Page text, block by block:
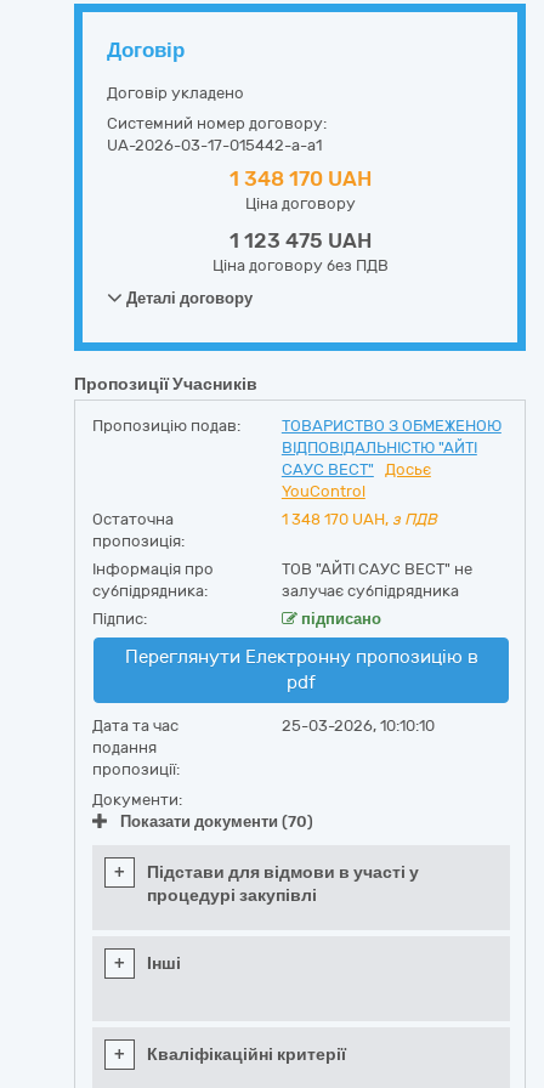
Договір
Договір укладено
Системний номер договору:
UA-2026-03-17-015442-a-a1
1 348 170 UAH
Ціна договору
1 123 475 UAH
Ціна договору без ПДВ
Деталі договору
Пропозиції Учасників
Пропозицію подав:
ТОВАРИСТВО З ОБМЕЖЕНОЮ
ВІДПОВІДАЛЬНІСТЮ "АЙТІ
САУС ВЕСТ"
Досьє
YouControl
Остаточна
пропозиція:
1 348 170 UAH, з ПДВ
Інформація про
субпідрядника:
ТОВ "АЙТІ САУС ВЕСТ" не
залучає субпідрядника
Підпис:
підписано
Переглянути Електронну пропозицію в
pdf
Дата та час
подання
пропозиції:
25-03-2026, 10:10:10
Документи:
Показати документи (70)
+
Підстави для відмови в участі у
процедурі закупівлі
+ Інші
+ Кваліфікаційні критерії